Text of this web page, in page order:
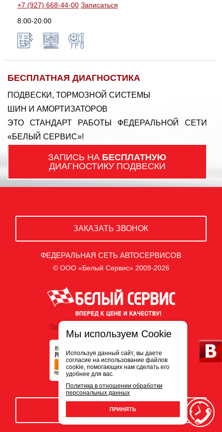
+7 (927) 668-44-00 Записаться
8:00-20:00
БЕСПЛАТНАЯ ДИАГНОСТИКА
ПОДВЕСКИ, ТОРМОЗНОЙ СИСТЕМЫ
ШИН И АМОРТИЗАТОРОВ
ЭТО СТАНДАРТ РАБОТЫ ФЕДЕРАЛЬНОЙ СЕТИ
«БЕЛЫЙ СЕРВИС»!
ЗАПИСЬ НА БЕСПЛАТНУЮ
ДИАГНОСТИКУ ПОДВЕСКИ
ЗАКАЗАТЬ ЗВОНОК
ФЕДЕРАЛЬНАЯ СЕТЬ АВТОСЕРВИСОВ
© ООО «Белый Сервис» 2009-2026
Политика обработки персональных данных
ЗАПИСЬ НА СЕРВИС
Мы используем Cookie
Используя данный сайт, вы даете
согласие на использование файлов
cookie, помогающих нам сделать его
удобнее для вас.
Политика в отношении обработки
персональных данных
ПРИНЯТЬ